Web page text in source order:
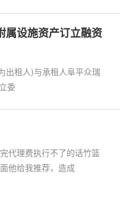
属设施资产订立融资
租人)与承租人阜平众瑞
委
理费执行不了的话竹篮
他给我推荐，造成